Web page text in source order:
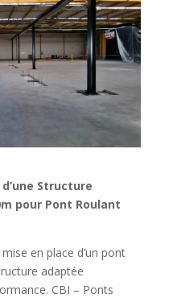
Structure
pour Pont Roulant
en place d’un pont
adaptée
CBI – Ponts